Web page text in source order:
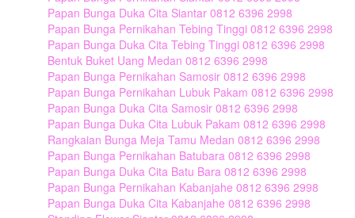
Papan Bunga Duka Cita Siantar 0812 6396 2998
Papan Bunga Pernikahan Tebing Tinggi 0812 6396 2998
Papan Bunga Duka Cita Tebing Tinggi 0812 6396 2998
Bentuk Buket Uang Medan 0812 6396 2998
Papan Bunga Pernikahan Samosir 0812 6396 2998
Papan Bunga Pernikahan Lubuk Pakam 0812 6396 2998
Papan Bunga Duka Cita Samosir 0812 6396 2998
Papan Bunga Duka Cita Lubuk Pakam 0812 6396 2998
Rangkaian Bunga Meja Tamu Medan 0812 6396 2998
Papan Bunga Pernikahan Batubara 0812 6396 2998
Papan Bunga Duka Cita Batu Bara 0812 6396 2998
Papan Bunga Pernikahan Kabanjahe 0812 6396 2998
Papan Bunga Duka Cita Kabanjahe 0812 6396 2998